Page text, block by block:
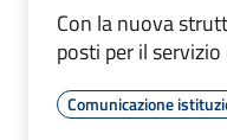
Con la nuova
posti per il
Comunicazione